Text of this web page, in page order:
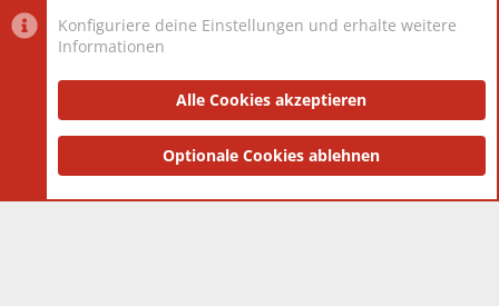
Datenschutzerklärung Impressum
Community platform by XenForo® © 2010-2025 XenForo Ltd.
and add-ons by ThemeHouse
Konfiguriere deine Einstellungen und erhalte weitere
Informationen
Alle Cookies akzeptieren
Optionale Cookies ablehnen